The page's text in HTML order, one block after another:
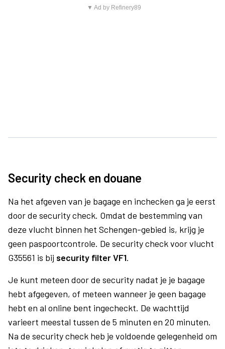
▼ Ad by Refinery89
Security check en douane
Na het afgeven van je bagage en inchecken ga je eerst
door de security check. Omdat de bestemming van
deze vlucht binnen het Schengen-gebied is, krijg je
geen paspoortcontrole. De security check voor vlucht
G35561 is bij security filter VF1.
Je kunt meteen door de security nadat je je bagage
hebt afgegeven, of meteen wanneer je geen bagage
hebt en al online bent ingecheckt. De wachttijd
varieert meestal tussen de 5 minuten en 20 minuten.
Na de security check heb je voldoende gelegenheid om